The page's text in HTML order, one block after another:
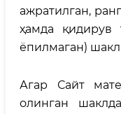
ажратилган,
ҳамда қидирув
ёпилмаган)
Агар Сайт
олинган